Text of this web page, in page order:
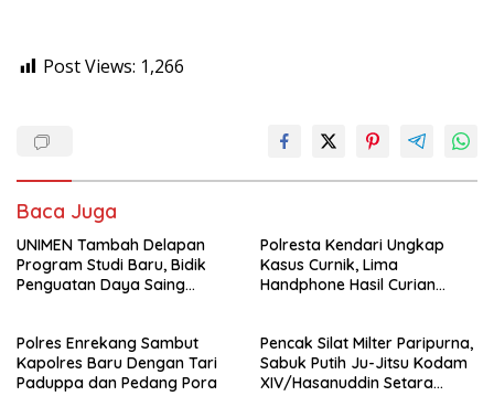
Post Views: 1,266
Baca Juga
UNIMEN Tambah Delapan
Program Studi Baru, Bidik
Penguatan Daya Saing
Polresta Kendari Ungkap
Kasus Curnik, Lima
Handphone Hasil Curian
Polres Enrekang Sambut
Kapolres Baru Dengan Tari
Paduppa dan Pedang Pora
Pencak Silat Milter Paripurna,
Sabuk Putih Ju-Jitsu Kodam
XIV/Hasanuddin Setara